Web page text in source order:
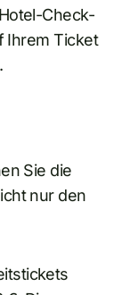
Check-
Ihrem Ticket
Sie die
nur den